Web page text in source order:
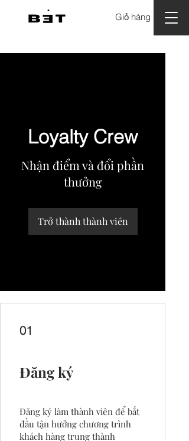
Giỏ hàng
Loyalty Crew
Nhận điểm và đổi phần
thưởng
Trở thành thành viên
01
Đăng ký
Đăng ký làm thành viên để bắt
đầu tận hưởng chương trình
khách hàng trung thành